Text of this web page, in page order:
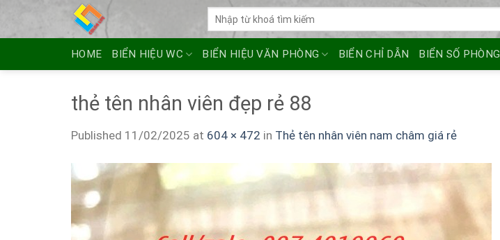
HOME BIỂN HIỆU WC BIỂN HIỆU VĂN PHÒNG BIỂN CHỈ DẪN BIỂN SỐ PHÒNG
thẻ tên nhân viên đẹp rẻ 88
Published 11/02/2025 at 604 × 472 in Thẻ tên nhân viên nam châm giá rẻ